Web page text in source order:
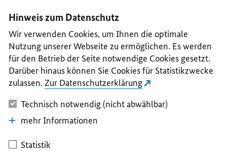
II
III
IV
V
Hinweis zum Datenschutz
Wir verwenden Cookies, um Ihnen die optimale
Nutzung unserer Webseite zu ermöglichen. Es werden
für den Betrieb der Seite notwendige Cookies gesetzt.
Darüber hinaus können Sie Cookies für Statistikzwecke
zulassen. Zur Datenschutzerklärung
Technisch notwendig (nicht abwählbar)
mehr Informationen
Statistik